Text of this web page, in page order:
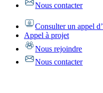
Nous contacter
Consulter un appel
Appel à projet
Nous rejoindre
Nous contacter